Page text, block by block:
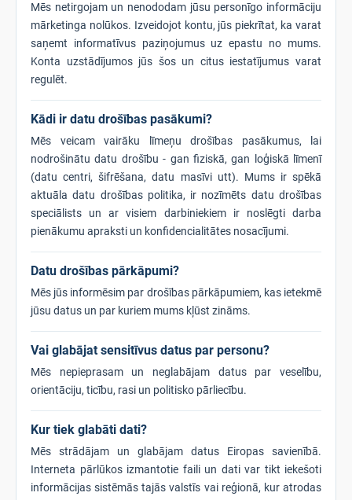
Mēs netirgojam un nenododam jūsu personīgo informāciju
mārketinga nolūkos. Izveidojot kontu, jūs piekrītat, ka varat
saņemt informatīvus paziņojumus uz epastu no mums.
Konta uzstādījumos jūs šos un citus iestatījumus varat
regulēt.
Kādi ir datu drošības pasākumi?
Mēs veicam vairāku līmeņu drošības pasākumus, lai
nodrošinātu datu drošību - gan fiziskā, gan loģiskā līmenī
(datu centri, šifrēšana, datu masīvi utt). Mums ir spēkā
aktuāla datu drošības politika, ir nozīmēts datu drošības
speciālists un ar visiem darbiniekiem ir noslēgti darba
pienākumu apraksti un konfidencialitātes nosacījumi.
Datu drošības pārkāpumi?
Mēs jūs informēsim par drošības pārkāpumiem, kas ietekmē
jūsu datus un par kuriem mums kļūst zināms.
Vai glabājat sensitīvus datus par personu?
Mēs nepieprasam un neglabājam datus par veselību,
orientāciju, ticību, rasi un politisko pārliecību.
Kur tiek glabāti dati?
Mēs strādājam un glabājam datus Eiropas savienībā.
Interneta pārlūkos izmantotie faili un dati var tikt iekešoti
informācijas sistēmās tajās valstīs vai reģionā, kur atrodas